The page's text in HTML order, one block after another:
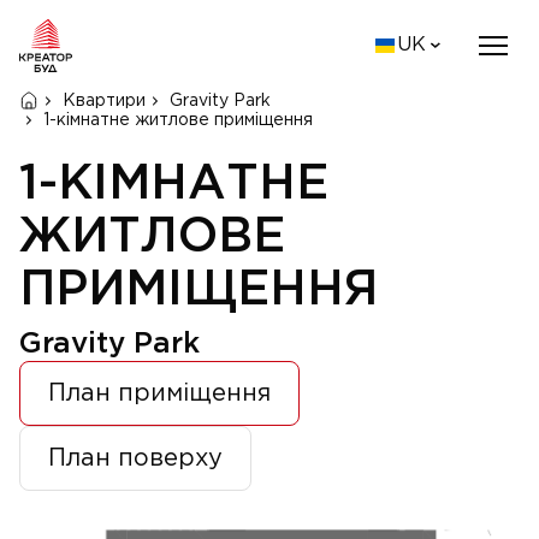
UK
Квартири
Gravity Park
1-кімнатне житлове приміщення
1-КІМНАТНЕ
ЖИТЛОВЕ
ПРИМІЩЕННЯ
Gravity Park
План приміщення
План поверху